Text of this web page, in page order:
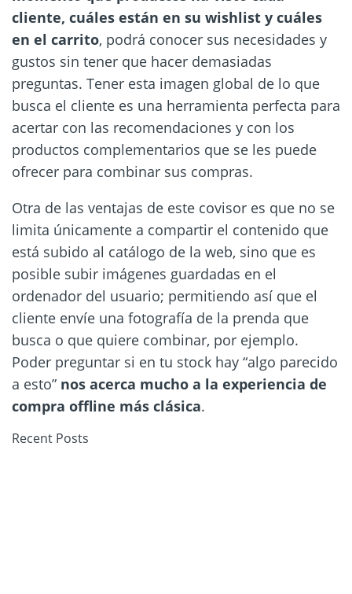
cliente, cuáles están en su wishlist y cuáles
en el carrito, podrá conocer sus necesidades y
gustos sin tener que hacer demasiadas
preguntas. Tener esta imagen global de lo que
busca el cliente es una herramienta perfecta para
acertar con las recomendaciones y con los
productos complementarios que se les puede
ofrecer para combinar sus compras.
Otra de las ventajas de este covisor es que no se
limita únicamente a compartir el contenido que
está subido al catálogo de la web, sino que es
posible subir imágenes guardadas en el
ordenador del usuario; permitiendo así que el
cliente envíe una fotografía de la prenda que
busca o que quiere combinar, por ejemplo.
Poder preguntar si en tu stock hay “algo parecido
a esto” nos acerca mucho a la experiencia de
compra offline más clásica.
Recent Posts